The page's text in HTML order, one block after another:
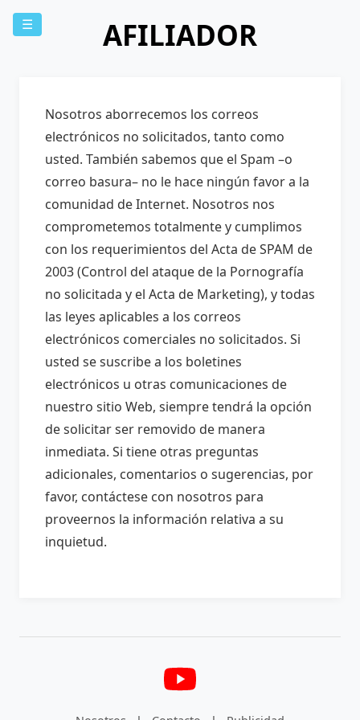
☰ AFILIADOR
Nosotros aborrecemos los correos
electrónicos no solicitados, tanto como
usted. También sabemos que el Spam –o
correo basura– no le hace ningún favor a la
comunidad de Internet. Nosotros nos
comprometemos totalmente y cumplimos
con los requerimientos del Acta de SPAM de
2003 (Control del ataque de la Pornografía
no solicitada y el Acta de Marketing), y todas
las leyes aplicables a los correos
electrónicos comerciales no solicitados. Si
usted se suscribe a los boletines
electrónicos u otras comunicaciones de
nuestro sitio Web, siempre tendrá la opción
de solicitar ser removido de manera
inmediata. Si tiene otras preguntas
adicionales, comentarios o sugerencias, por
favor, contáctese con nosotros para
proveernos la información relativa a su
inquietud.